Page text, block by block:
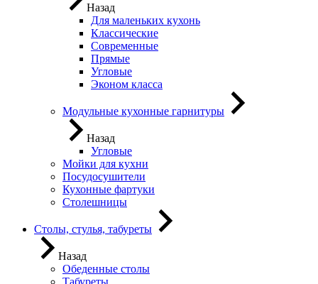
Назад
Для маленьких кухонь
Классические
Современные
Прямые
Угловые
Эконом класса
Модульные кухонные гарнитуры
Назад
Угловые
Мойки для кухни
Посудосушители
Кухонные фартуки
Столешницы
Столы, стулья, табуреты
Назад
Обеденные столы
Табуреты